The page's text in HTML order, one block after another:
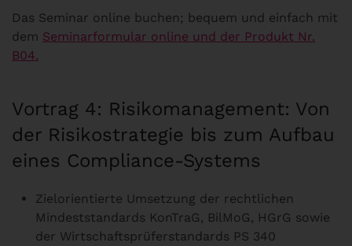
Das Seminar online buchen; bequem und einfach mit
dem Seminarformular online und der Produkt Nr.
B04.
Vortrag 4: Risikomanagement: Von
der Risikostrategie bis zum Aufbau
eines Compliance-Systems
Zielorientierte Umsetzung der rechtlichen
Mindeststandards KonTraG, BilMoG, HGrG sowie
der Wirtschaftsprüferstandards PS 340